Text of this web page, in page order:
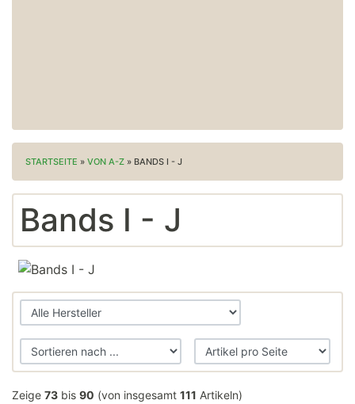
STARTSEITE » VON A-Z » BANDS I - J
Bands I - J
Zeige 73 bis 90 (von insgesamt 111 Artikeln)